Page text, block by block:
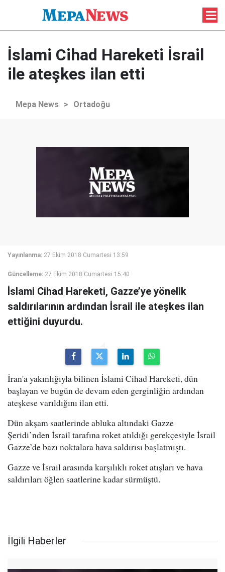
İslami Cihad Hareketi İsrail
ile ateşkes ilan etti
Mepa News > Ortadoğu
Yayınlanma: 27 Ekim 2018 Cumartesi 13:59
Güncelleme: 27 Ekim 2018 Cumartesi 15:40
İslami Cihad Hareketi, Gazze’ye yönelik
saldırılarının ardından İsrail ile ateşkes ilan
ettiğini duyurdu.
İran'a yakınlığıyla bilinen İslami Cihad Hareketi, dün
başlayan ve bugün de devam eden gerginliğin ardından
ateşkese varıldığını ilan etti.
Dün akşam saatlerinde abluka altındaki Gazze
Şeridi’nden İsrail tarafına roket atıldığı gerekçesiyle İsrail
Gazze’de bazı noktalara hava saldırısı başlatmıştı.
Gazze ve İsrail arasında karşılıklı roket atışları ve hava
saldırıları öğlen saatlerine kadar sürmüştü.
İlgili Haberler